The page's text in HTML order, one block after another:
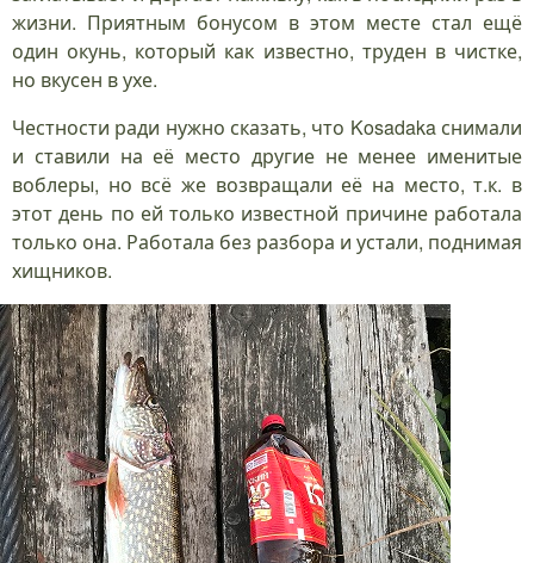
жизни. Приятным бонусом в этом месте стал ещё
один окунь, который как известно, труден в чистке,
но вкусен в ухе.
Честности ради нужно сказать, что Kosadaka снимали
и ставили на её место другие не менее именитые
воблеры, но всё же возвращали её на место, т.к. в
этот день по ей только известной причине работала
только она. Работала без разбора и устали, поднимая
хищников.